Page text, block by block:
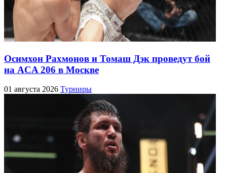
Осимхон Рахмонов и Томаш Дэк проведут бой
на ACA 206 в Москве
01 августа 2026 Турниры